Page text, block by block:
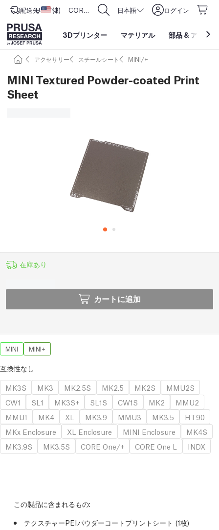
配送先 アメリカ合衆国
USD ($) CORE One L: Now In Stock! 日本語 ログイン
3Dプリンター マテリアル 部品 & アクセ
アクセサリー スチールシート MINI/+
MINI Textured Powder-coated Print
Sheet
在庫あり
カートに追加
MINI MINI+
互換性なし
MK3S
MK3 MK2.5S MK2.5 MK2S
MMU2S
CW1
SL1 MK3S+ SL1S CW1S MK2
MMU2
MMU1
MK4 XL MK3.9 MMU3 MK3.5
HT90
MKx Enclosure
XL Enclosure MINI Enclosure
MK4S
MK3.9S
MK3.5S CORE One/+ CORE One L INDX
この製品に含まれるもの:
テクスチャーPEIパウダーコートプリントシート (1枚)